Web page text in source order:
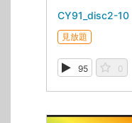
CY91_disc2-10
見放題
95 0